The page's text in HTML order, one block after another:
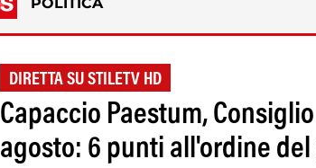
DIRETTA SU STILETV HD
Capaccio Paestum,
agosto: 6 punti all'ordine